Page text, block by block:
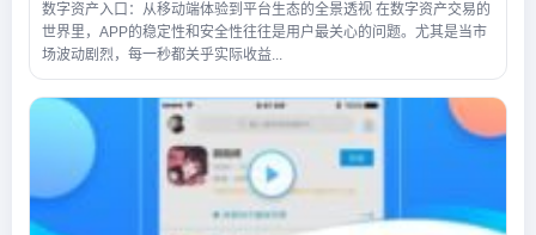
数字资产入口：从移动端体验到平台生态的全景透视 在数字资产交易的
世界里，APP的稳定性和安全性往往是用户最关心的问题。尤其是当市
场波动剧烈，每一秒都关乎实际收益...